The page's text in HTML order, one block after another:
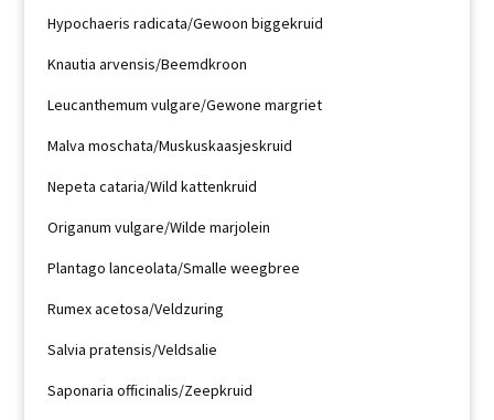
Hypochaeris radicata/Gewoon biggekruid
Knautia arvensis/Beemdkroon
Leucanthemum vulgare/Gewone margriet
Malva moschata/Muskuskaasjeskruid
Nepeta cataria/Wild kattenkruid
Origanum vulgare/Wilde marjolein
Plantago lanceolata/Smalle weegbree
Rumex acetosa/Veldzuring
Salvia pratensis/Veldsalie
Saponaria officinalis/Zeepkruid